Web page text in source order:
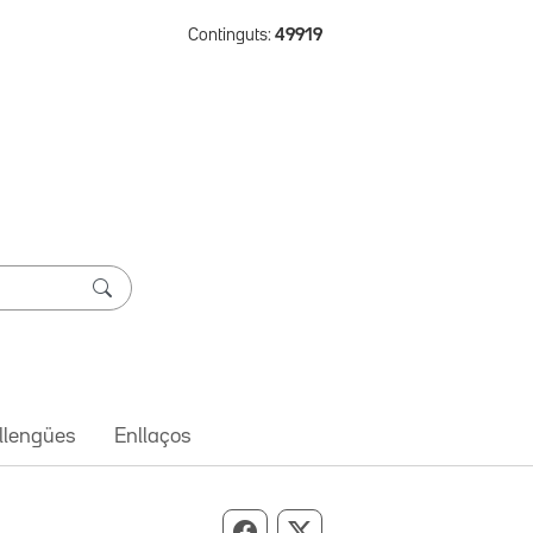
Continguts: 49919
Enllaços